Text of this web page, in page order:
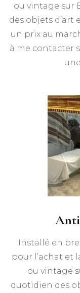
ou vintage sur
des objets
un prix au
à me contacter
Installé en
pour l’achat et
ou vintage
quotidien des